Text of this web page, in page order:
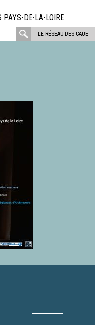
PAYS-DE-LA-LOIRE
LE RÉSEAU DES CAUE
rechercher
: